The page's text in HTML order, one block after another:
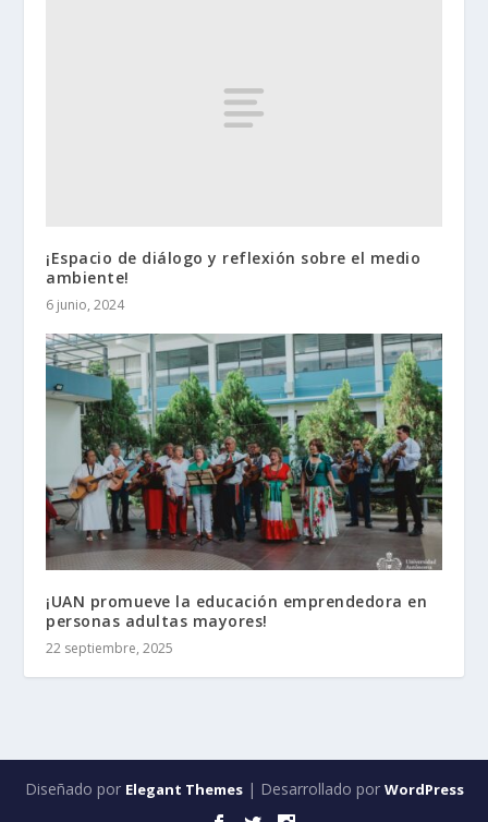
¡Espacio de diálogo y reflexión sobre el medio
ambiente!
6 junio, 2024
¡UAN promueve la educación emprendedora en
personas adultas mayores!
22 septiembre, 2025
Diseñado por Elegant Themes| Desarrollado por WordPress